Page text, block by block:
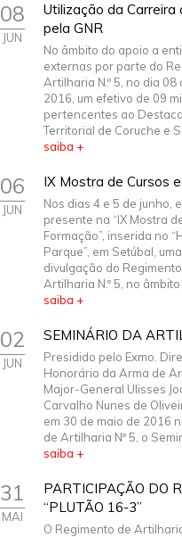
08
JUN
Utilização da
pela GNR
No âmbito do apoio a
externas por parte do
Artilharia N.º 5, no dia 08
2016, um efetivo de 09
pertencentes ao
Territorial de Coruche e
saiba +
06
JUN
IX Mostra de Cursos
Nos dias 4 e 5 de junho,
presente na “IX Mostra
Formação”, inserida no
Parque”, em Setúbal,
divulgação do
Artilharia N.º 5, no
saiba +
02
JUN
SEMINÁRIO DA
Presidido pelo Exmo.
Honorário da Arma de
Major-General Ulisses
Carvalho Nunes de
em 30 de maio de 2016
de Artilharia Nº 5, o
saiba +
31
MAI
PARTICIPAÇÃO DO
“PLUTÃO 16-3”
O Regimento de